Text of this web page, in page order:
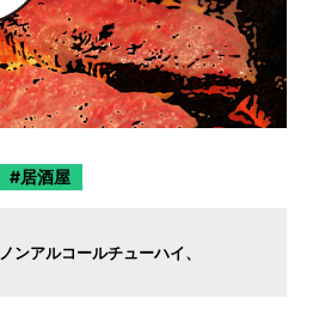
居酒屋
ノンアルコールチューハイ